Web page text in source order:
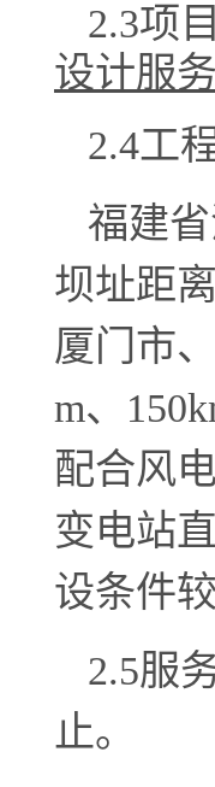
2.3项
设计服
2.4工
福建
坝址距
厦门市
m、
配合风
变电站
设条件较
2.5服
止。